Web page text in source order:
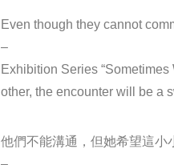
Even though they cannot
–
Exhibition Series
other, the encounter will be a
他們不能溝通，但她希望這小